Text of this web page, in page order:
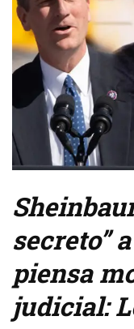
secreto”
piensa
judicial: